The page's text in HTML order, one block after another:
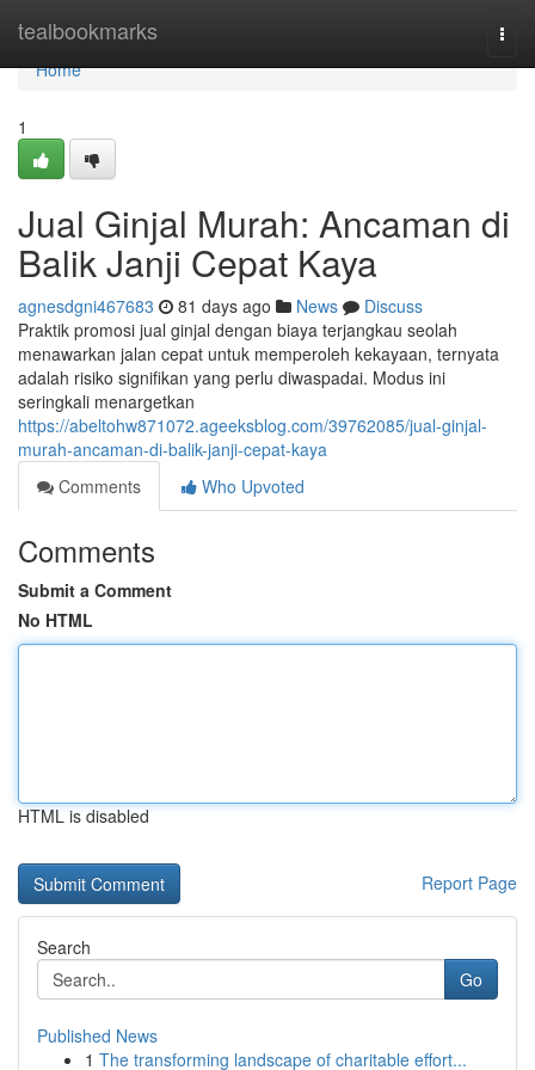
tealbookmarks
Home
Home
1
Jual Ginjal Murah: Ancaman di
Balik Janji Cepat Kaya
agnesdgni467683 81 days ago News
Discuss
Praktik promosi jual ginjal dengan biaya terjangkau seolah
menawarkan jalan cepat untuk memperoleh kekayaan, ternyata
adalah risiko signifikan yang perlu diwaspadai. Modus ini
seringkali menargetkan
https://abeltohw871072.ageeksblog.com/39762085/jual-ginjal-
murah-ancaman-di-balik-janji-cepat-kaya
Comments
Who Upvoted
Comments
Submit a Comment
No HTML
HTML is disabled
Report Page
Search
Go
Published News
1 The transforming landscape of charitable effort...